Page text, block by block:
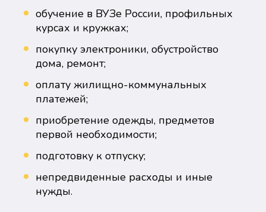
обучение в ВУЗе России, профильных
курсах и кружках;
покупку электроники, обустройство
дома, ремонт;
оплату жилищно-коммунальных
платежей;
приобретение одежды, предметов
первой необходимости;
подготовку к отпуску;
непредвиденные расходы и иные
нужды.